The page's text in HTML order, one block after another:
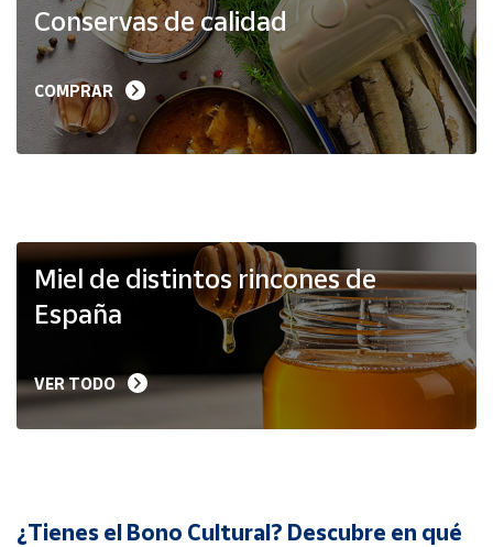
Solidarios
Ayuda
Vendedores
Mapa de
Hazte
vendedor
Cuenta
Conservas de calidad
COMPRAR
Miel de distintos rincones de
España
VER TODO
¿Tienes el Bono Cultural? Descubre en qué